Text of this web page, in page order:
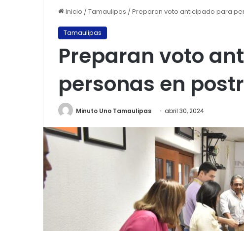
Inicio /Tamaulipas /Preparan voto anticipado para
Tamaulipas
Preparan voto
personas en
Minuto Uno Tamaulipas abril 30, 2024